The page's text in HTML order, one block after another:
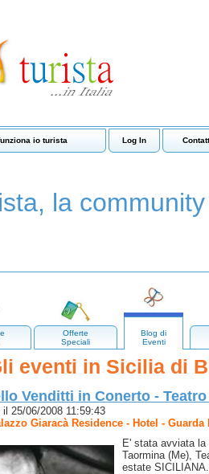
io turista Log In
la
Offerte
Speciali
Blog di
Eventi
eventi in Sicilia di
Venditti in Conerto - Teatro
il 25/06/2008 11:59:43
Giaracà Residence - Hotel - Guarda
E' stata avviata
Taormina (Me),
estate